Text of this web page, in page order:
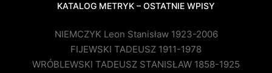
KATALOG METRYK – OSTATNIE WPISY
NIEMCZYK Leon Stanisław 1923-2006
FIJEWSKI TADEUSZ 1911-1978
WRÓBLEWSKI TADEUSZ STANISŁAW 1858-1925